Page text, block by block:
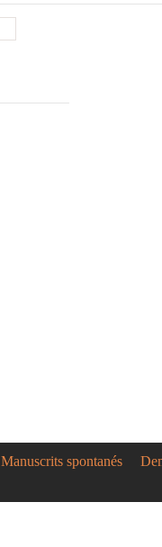
Manuscrits spontanés